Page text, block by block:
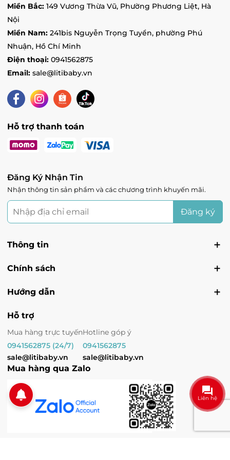
Skylake - Vincom Plaza Skylake Phạm Hùng,
Phường Mỹ Đình 1, Hà Nội
Tình trạng: Hết hàng
Vin Vinh - Vincom Plaza Vinh, đường Quang
Trung, Phường Quang Trung, Nghệ An
Tình trạng:
Lăng, Lạng Sơn
Tình trạng:Hết hàng
Miền Bắc: 149 Vương Thừa Vũ, Phường Phương Liệt, Hà
Nội
Miền Nam: 241bis Nguyễn Trọng Tuyển, phường Phú
Nhuận, Hồ Chí Minh
Điện thoại: 0941562875
Email: sale@litibaby.vn
Hỗ trợ thanh toán
Đăng Ký Nhận Tin
Nhận thông tin sản phẩm và các chương trình khuyến mãi.
Đăng ký
Thông tin
Chính sách
Hướng dẫn
Hỗ trợ
Mua hàng trực tuyến
0941562875 (24/7)
sale@litibaby.vn
Hotline góp ý
0941562875
sale@litibaby.vn
Mua hàng qua Zalo
Liên hệ